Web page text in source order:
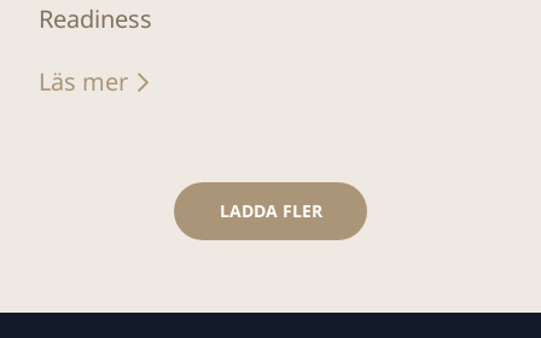
Readiness
Läs mer
LADDA FLER